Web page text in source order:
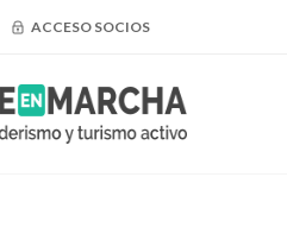
ACCESO SOCIOS